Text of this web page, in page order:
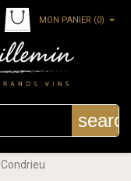
MON PANIER (0)
Condrieu